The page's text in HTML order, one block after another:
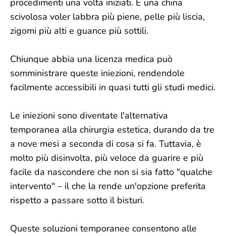
procedimenti una volta iniziati. È una china
scivolosa voler labbra più piene, pelle più liscia,
zigomi più alti e guance più sottili.
Chiunque abbia una licenza medica può
somministrare queste iniezioni, rendendole
facilmente accessibili in quasi tutti gli studi medici.
Le iniezioni sono diventate l'alternativa
temporanea alla chirurgia estetica, durando da tre
a nove mesi a seconda di cosa si fa. Tuttavia, è
molto più disinvolta, più veloce da guarire e più
facile da nascondere che non si sia fatto "qualche
intervento" – il che la rende un'opzione preferita
rispetto a passare sotto il bisturi.
Queste soluzioni temporanee consentono alle